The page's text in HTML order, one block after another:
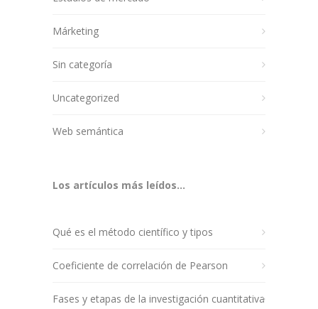
Márketing
Sin categoría
Uncategorized
Web semántica
Los artículos más leídos...
Qué es el método científico y tipos
Coeficiente de correlación de Pearson
Fases y etapas de la investigación cuantitativa